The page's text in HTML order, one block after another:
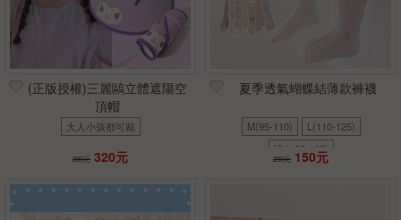
(正版授權)三麗鷗立體遮陽空
頂帽
大人小孩都可戴
390元 320元
夏季透氣蝴蝶結薄款褲襪
M(95-110)
L(110-125)
XL(125-135)
290元 150元